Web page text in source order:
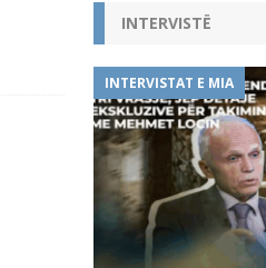
INTERVISTË
INTERVISTAT E MIA